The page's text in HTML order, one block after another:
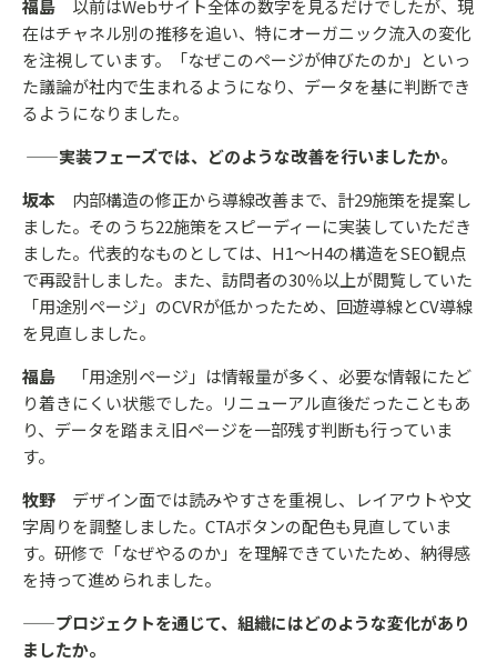
福島 以前はWebサイト全体の数字を見るだけでしたが、現
在はチャネル別の推移を追い、特にオーガニック流入の変化
を注視しています。「なぜこのページが伸びたのか」といっ
た議論が社内で生まれるようになり、データを基に判断でき
るようになりました。
——実装フェーズでは、どのような改善を行いましたか。
坂本 内部構造の修正から導線改善まで、計29施策を提案し
ました。そのうち22施策をスピーディーに実装していただき
ました。代表的なものとしては、H1〜H4の構造をSEO観点
で再設計しました。また、訪問者の30％以上が閲覧していた
「用途別ページ」のCVRが低かったため、回遊導線とCV導線
を見直しました。
福島 「用途別ページ」は情報量が多く、必要な情報にたど
り着きにくい状態でした。リニューアル直後だったこともあ
り、データを踏まえ旧ページを一部残す判断も行っていま
す。
牧野 デザイン面では読みやすさを重視し、レイアウトや文
字周りを調整しました。CTAボタンの配色も見直していま
す。研修で「なぜやるのか」を理解できていたため、納得感
を持って進められました。
——プロジェクトを通じて、組織にはどのような変化があり
ましたか。